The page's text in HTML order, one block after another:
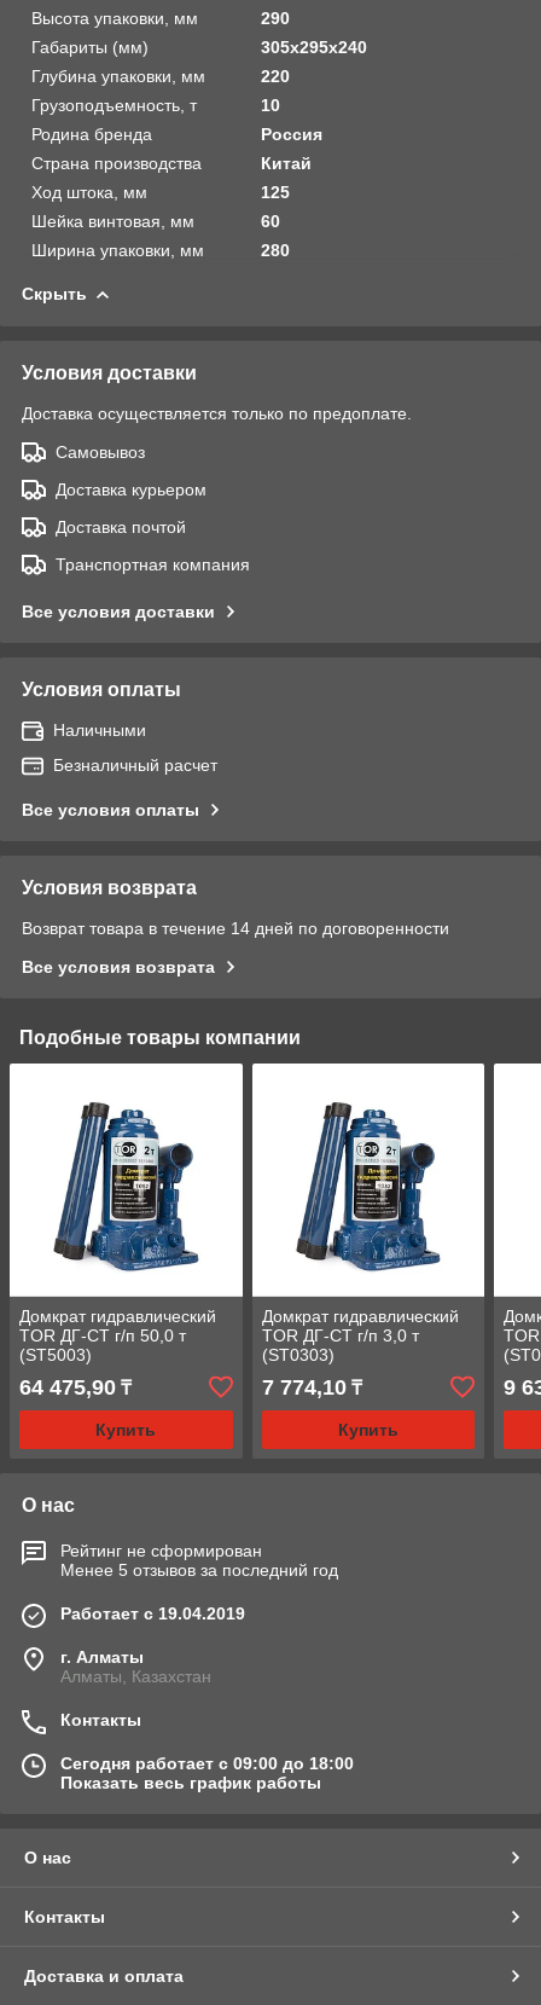
Высота упаковки, мм
290
Габариты (мм)
305х295х240
Глубина упаковки, мм
220
Грузоподъемность, т
10
Родина бренда
Россия
Страна производства
Китай
Ход штока, мм
125
Шейка винтовая, мм
60
Ширина упаковки, мм
280
Скрыть
Условия доставки
Доставка осуществляется только по предоплате.
Самовывоз
Доставка курьером
Доставка почтой
Транспортная компания
Все условия доставки
Условия оплаты
Наличными
Безналичный расчет
Все условия оплаты
Условия возврата
Возврат товара в течение 14 дней по договоренности
Все условия возврата
Подобные товары компании
Домкрат гидравлический
TOR ДГ-CT г/п 50,0 т
(ST5003)
64 475,90 ₸
Купить
Домкрат гидравлический
TOR ДГ-CT г/п 3,0 т
(ST0303)
7 774,10₸
Купить
9
О нас
Рейтинг не сформирован
Менее 5 отзывов за последний год
Работает с 19.04.2019
г. Алматы
Алматы, Казахстан
Контакты
Сегодня работает с 09:00 до 18:00
Показать весь график работы
О нас
Контакты
Доставка и оплата